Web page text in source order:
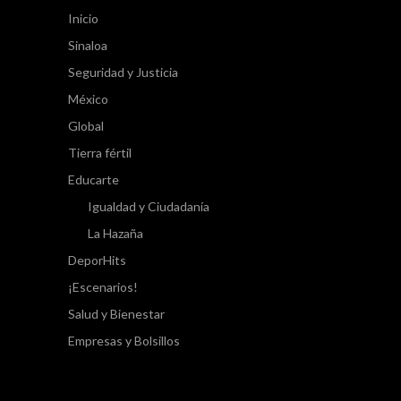
Inicio
Sinaloa
Seguridad y Justicia
México
Global
Tierra fértil
Educarte
Igualdad y Ciudadanía
La Hazaña
DeporHits
¡Escenarios!
Salud y Bienestar
Empresas y Bolsillos